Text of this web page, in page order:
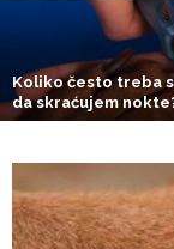
Koliko često treba
da skraćujem